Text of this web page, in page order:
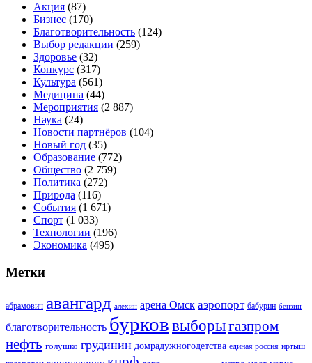
Акция (87)
Бизнес (170)
Благотворительность (124)
Выбор редакции (259)
Здоровье (32)
Конкурс (317)
Культура (561)
Медицина (44)
Мероприятия (2 887)
Наука (24)
Новости партнёров (104)
Новый год (35)
Образование (772)
Общество (2 759)
Политика (272)
Природа (116)
События (1 671)
Спорт (1 033)
Технологии (196)
Экономика (495)
Метки
абрамович авангард алехин арена Омск аэропорт бабурин бензин
благотворительность бурков выборыгазпром
нефть голушко грудинин домрадужногодетства единая россия иртыш